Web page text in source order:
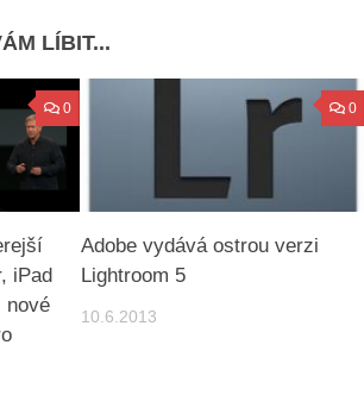
LÍBIT...
0
iPad
nové
0
Adobe vydává ostrou verzi
Lightroom 5
10.6.2013